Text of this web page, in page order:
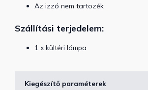
Az izzó nem tartozék
Szállítási terjedelem:
1 x kültéri lámpa
Kiegészítő paraméterek